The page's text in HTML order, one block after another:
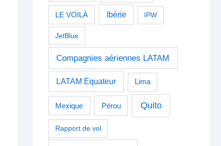
LE VOILÀ Ibérie IPW
JetBlue
Compagnies aériennes LATAM
LATAM Équateur Lima
Mexique Pérou Quito
Rapport de vol